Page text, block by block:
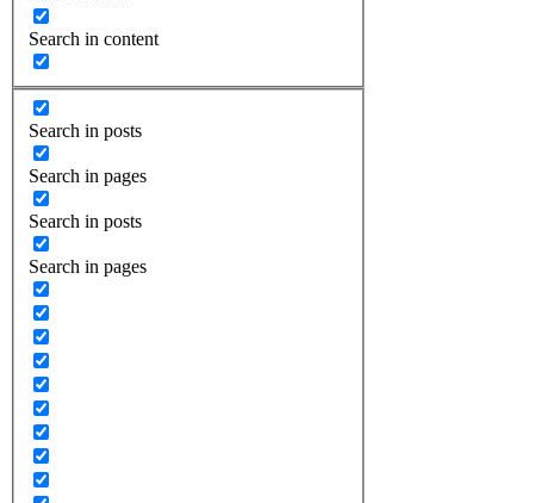
Search in content
Search in posts
Search in pages
Search in posts
Search in pages